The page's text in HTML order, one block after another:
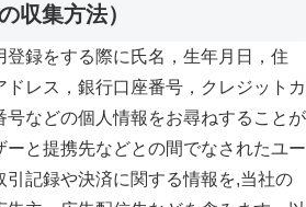
収集方法）
登録をする際に氏名，生年月日，住
ドレス，銀行口座番号，クレジットカ
号などの個人情報をお尋ねすることが
ーと提携先などとの間でなされたユー
引記録や決済に関する情報を,当社の